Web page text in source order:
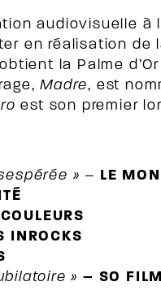
audiovisuelle à
en réalisation de
la Palme
Madre, est
est son premier
» – LE
INROCKS
» – SO FILM